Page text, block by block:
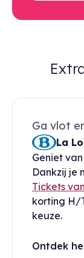
Ga vlot
La
Geniet
Dankzij je
Tickets
korting H/
keuze.
Ontdek